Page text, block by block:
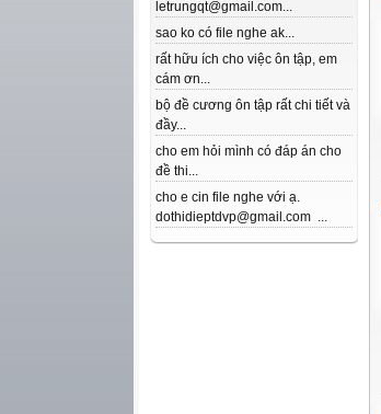
letrungqt@gmail.com...
sao ko có file nghe ak...
rất hữu ích cho việc ôn tập, em
cám ơn...
bộ đề cương ôn tập rất chi tiết và
đầy...
cho em hỏi mình có đáp án cho
đề thi...
cho e cin file nghe với ạ.
dothidieptdvp@gmail.com ...